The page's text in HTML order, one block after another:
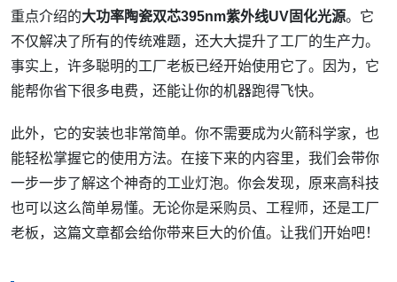
重点介绍的大功率陶瓷双芯395nm紫外线UV固化光源。它
不仅解决了所有的传统难题，还大大提升了工厂的生产力。
事实上，许多聪明的工厂老板已经开始使用它了。因为，它
能帮你省下很多电费，还能让你的机器跑得飞快。
此外，它的安装也非常简单。你不需要成为火箭科学家，也
能轻松掌握它的使用方法。在接下来的内容里，我们会带你
一步一步了解这个神奇的工业灯泡。你会发现，原来高科技
也可以这么简单易懂。无论你是采购员、工程师，还是工厂
老板，这篇文章都会给你带来巨大的价值。让我们开始吧！